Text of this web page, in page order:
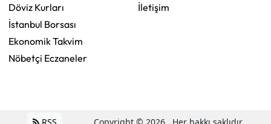
Döviz Kurları
İstanbul Borsası
Ekonomik Takvim
Nöbetçi Eczaneler
İletişim